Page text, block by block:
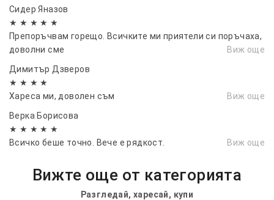
Сидер Яназов
★ ★ ★ ★ ★
Препоръчвам горещо. Всичките ми приятели си поръчаха,
доволни сме
Виж още
Димитър Дзверов
★ ★ ★ ★
Хареса ми, доволен съм
Виж още
Верка Борисова
★ ★ ★ ★ ★
Всичко беше точно. Вече е рядкост.
Виж още
Вижте още от категорията
Разгледай, харесай, купи